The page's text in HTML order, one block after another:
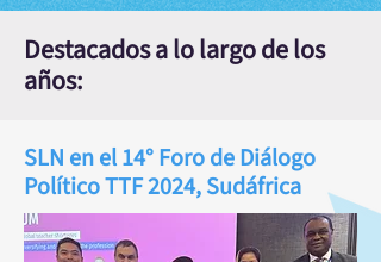
Destacados a lo largo de los
años:
SLN en el 14° Foro de Diálogo
Político TTF 2024, Sudáfrica